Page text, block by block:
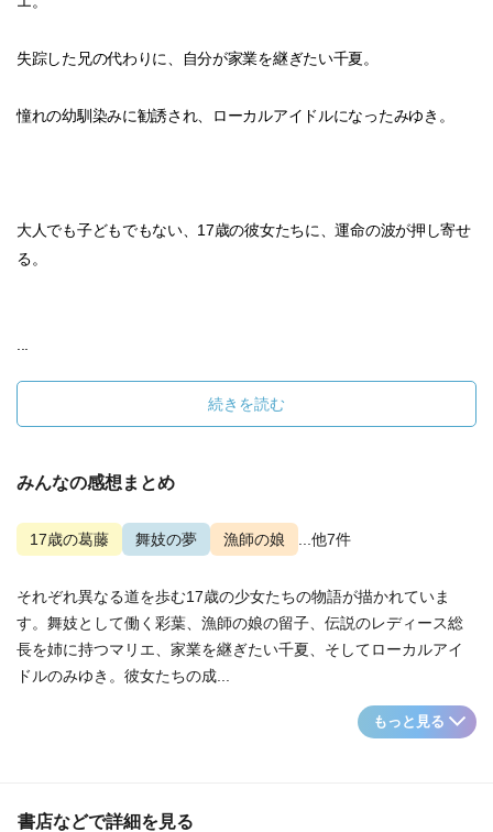
失踪した兄の代わりに、自分が家業を継ぎたい千夏。
憧れの幼馴染みに勧誘され、ローカルアイドルになったみゆき。
大人でも子どもでもない、17歳の彼女たちに、運命の波が押し寄せ
る。
続きを読む
みんなの感想まとめ
17歳の葛藤 舞妓の夢 漁師の娘 ...他7件
それぞれ異なる道を歩む17歳の少女たちの物語が描かれていま
す。舞妓として働く彩葉、漁師の娘の留子、伝説のレディース総
長を姉に持つマリエ、家業を継ぎたい千夏、そしてローカルアイ
ドルのみゆき。彼女たちの成...
もっと見る
書店などで詳細を見る